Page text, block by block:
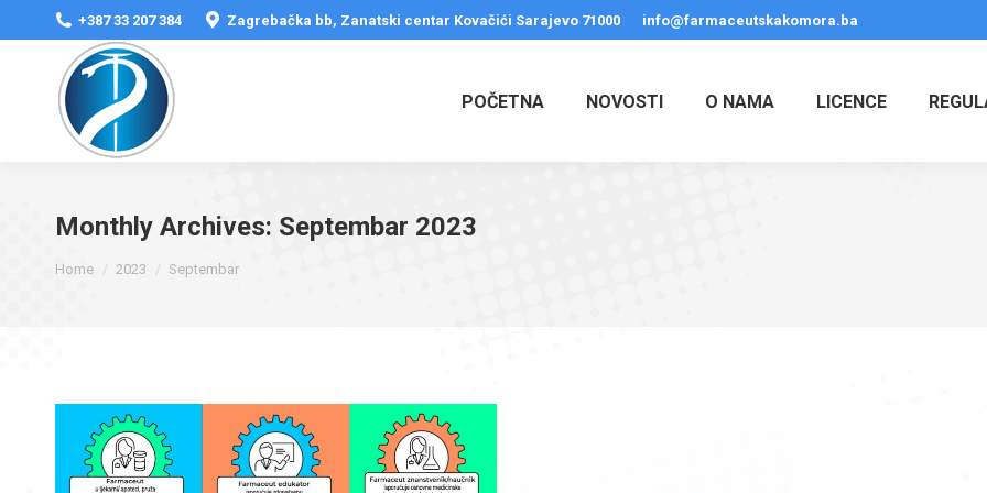
+387 33 207 384 Zagrebačka bb, Zanatski centar Kovačići Sarajevo 71000 info@farmaceutskakomora.ba
POČETNA NOVOSTI O NAMA LICENCE
Monthly Archives: Septembar 2023
Home 2023 Septembar